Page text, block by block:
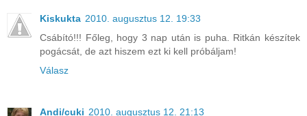
Kiskukta 2010. augusztus 12. 19:33
Csábító!!! Főleg, hogy 3 nap után is puha. Ritkán készítek
pogácsát, de azt hiszem ezt ki kell próbáljam!
Válasz
Andi/cuki 2010. augusztus 12. 21:13